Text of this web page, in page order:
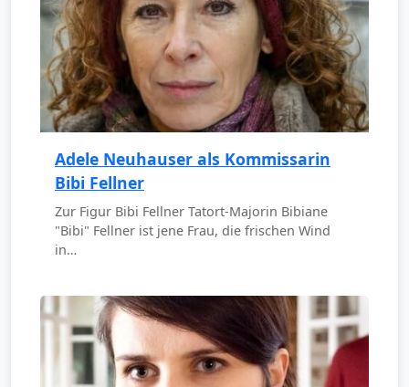
Adele Neuhauser als Kommissarin
Bibi Fellner
Zur Figur Bibi Fellner Tatort-Majorin Bibiane
"Bibi" Fellner ist jene Frau, die frischen Wind
in…